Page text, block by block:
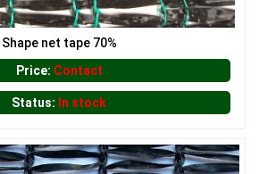
Shape net tape 70%
Price: Contact
Status: In stock